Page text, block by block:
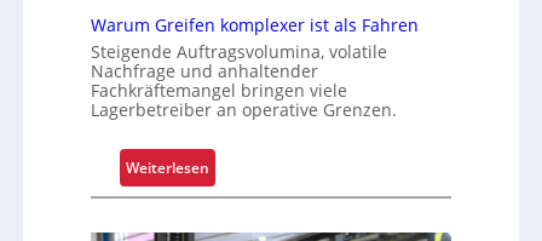
Warum Greifen komplexer ist als Fahren
Steigende Auftragsvolumina, volatile
Nachfrage und anhaltender
Fachkräftemangel bringen viele
Lagerbetreiber an operative Grenzen.
Weiterlesen:
W